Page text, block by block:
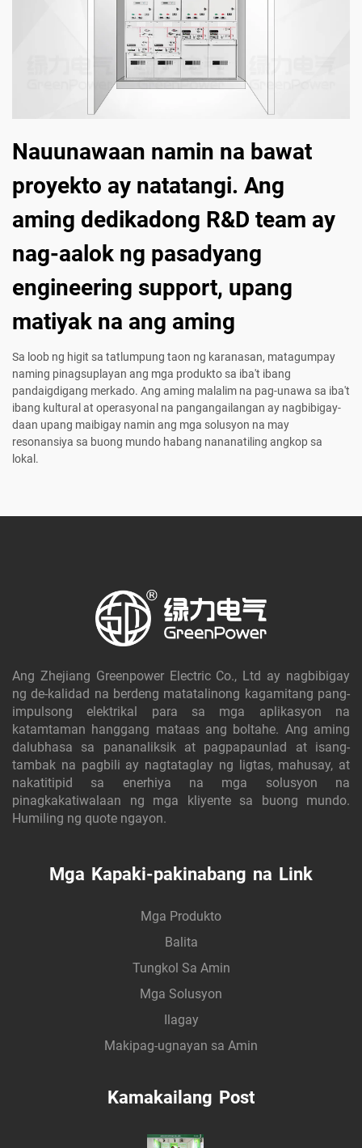
Nauunawaan namin na bawat
proyekto ay natatangi. Ang
aming dedikadong R&D team ay
nag-aalok ng pasadyang
engineering support, upang
matiyak na ang aming
Sa loob ng higit sa tatlumpung taon ng karanasan, matagumpay
naming pinagsuplayan ang mga produkto sa iba't ibang
pandaigdigang merkado. Ang aming malalim na pag-unawa sa iba't
ibang kultural at operasyonal na pangangailangan ay nagbibigay-
daan upang maibigay namin ang mga solusyon na may
resonansiya sa buong mundo habang nananatiling angkop sa
lokal.
Ang Zhejiang Greenpower Electric Co., Ltd ay nagbibigay
ng de-kalidad na berdeng matatalinong kagamitang pang-
impulsong elektrikal para sa mga aplikasyon na
katamtaman hanggang mataas ang boltahe. Ang aming
dalubhasa sa pananaliksik at pagpapaunlad at isang-
tambak na pagbili ay nagtataglay ng ligtas, mahusay, at
nakatitipid sa enerhiya na mga solusyon na
pinagkakatiwalaan ng mga kliyente sa buong mundo.
Humiling ng quote ngayon.
Mga Kapaki-pakinabang na Link
Mga Produkto
Balita
Tungkol Sa Amin
Mga Solusyon
Ilagay
Makipag-ugnayan sa Amin
Kamakailang Post